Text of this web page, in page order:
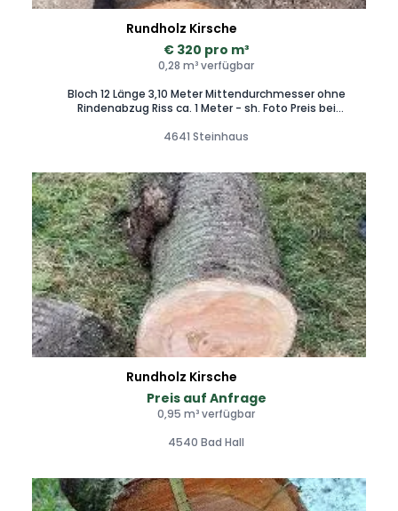
Rundholz Kirsche
€ 320 pro m³
0,28 m³ verfügbar
Bloch 12 Länge 3,10 Meter Mittendurchmesser ohne
Rindenabzug Riss ca. 1 Meter - sh. Foto Preis bei
Thalheim bei Wels - Unterstützung beim Aufladen möglich
4641 Steinhaus
Rundholz Kirsche
Preis auf Anfrage
0,95 m³ verfügbar
4540 Bad Hall